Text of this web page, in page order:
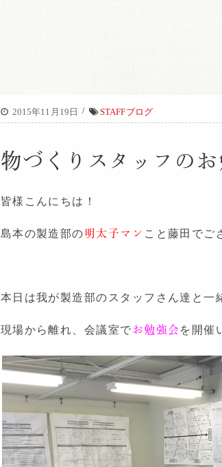
2015年11月19日 / STAFFブログ
物づくりスタッフの
皆様こんにちは！
島本の製造部の 明太子マン こと藤田でご
本日は我が製造部のスタッフさん達と一
現場から離れ、会議室でお勉強会 を開催